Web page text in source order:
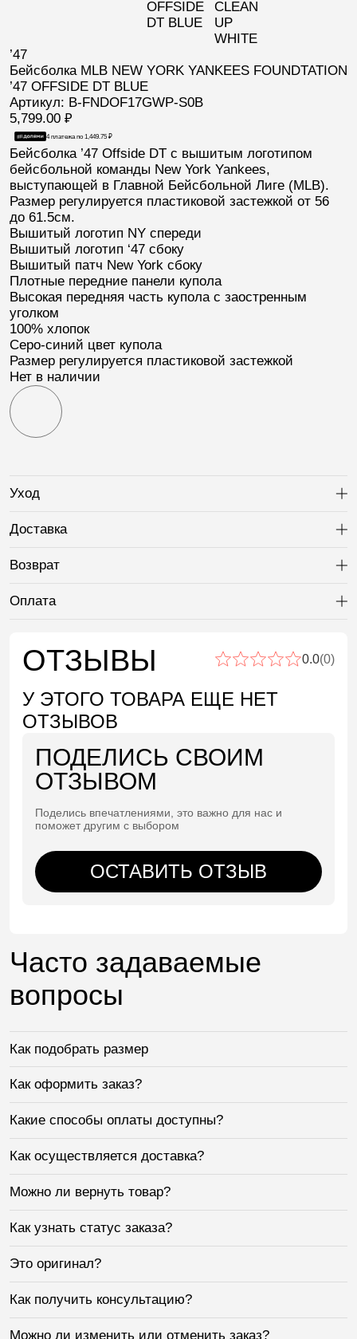
’47
Бейсболка MLB NEW YORK YANKEES FOUNDTATION
’47 OFFSIDE DT BLUE
Артикул: B-FNDOF17GWP-S0B
5,799.00 ₽
4 платежа по 1,449.75 ₽
Бейсболка ’47 Offside DTс вышитым логотипом
бейсбольной команды New York Yankees,
выступающей в Главной Бейсбольной Лиге (MLB).
Размер регулируется пластиковой застежкой от 56
до 61.5см.
Вышитый логотип NYспереди
Вышитый логотип ‘47сбоку
Вышитый патч New Yorkсбоку
Плотные передние панели купола
Высокая передняя часть купола с заостренным
уголком
100% хлопок
Серо-синий цвет купола
Размер регулируется пластиковой застежкой
Нет в наличии
Уход
Доставка
Возврат
Оплата
ОТЗЫВЫ 0.0(0)
У ЭТОГО ТОВАРА ЕЩЕ НЕТ
ОТЗЫВОВ
ПОДЕЛИСЬ СВОИМ
ОТЗЫВОМ
Поделись впечатлениями, это важно для нас и
поможет другим с выбором
ОСТАВИТЬ ОТЗЫВ
Часто задаваемые
вопросы
Как подобрать размер
Как оформить заказ?
Какие способы оплаты доступны?
Как осуществляется доставка?
Можно ли вернуть товар?
Как узнать статус заказа?
Это оригинал?
Как получить консультацию?
Можно ли изменить или отменить заказ?